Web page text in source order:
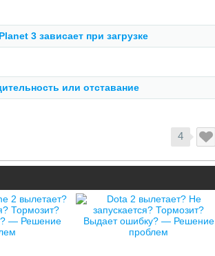
3 зависает при загрузке
или отставание
4